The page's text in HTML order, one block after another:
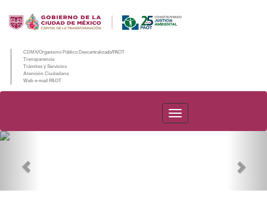
CDMX/Organismo Público Descentralizado/PAOT
Transparencia
Trámites y Servicios
Atención Ciudadana
Web e-mail PAOT
PAOT